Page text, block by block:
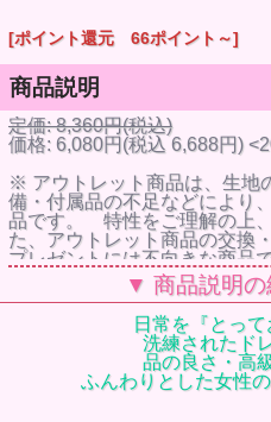
[ポイント還元 66ポイント～]
商品説明
定価: 8,360円(税込)
価格: 6,080円(税込 6,688円)
※ アウトレット商品は、生地
備・付属品の不足などにより
品です。 特性をご理解の上
た、アウトレット商品の交換
プレゼントには不向きな商品で
神田うのさん
橋本マナミさん
▼ 商品説明
日常を『とっ
洗練されたド
品の良さ・高
ふんわりとした女性